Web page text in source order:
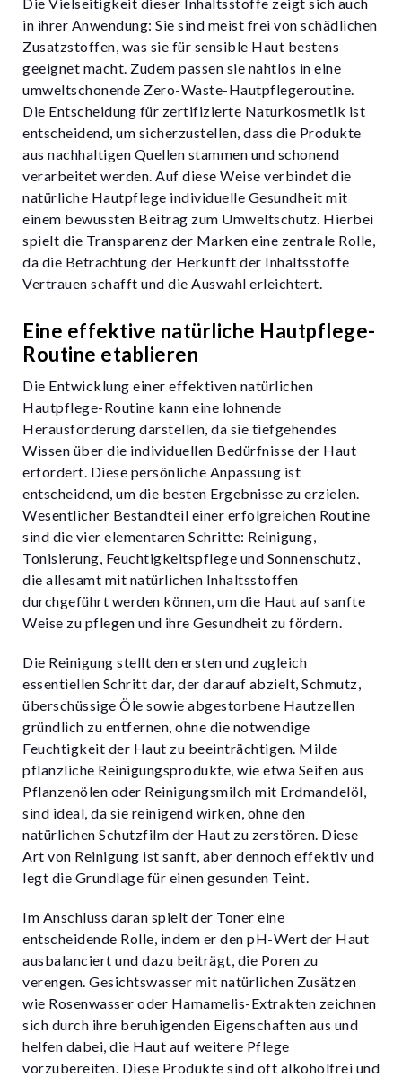
in ihrer Anwendung: Sie sind meist frei von schädlichen
Zusatzstoffen, was sie für sensible Haut bestens
geeignet macht. Zudem passen sie nahtlos in eine
umweltschonende Zero-Waste-Hautpflegeroutine.
Die Entscheidung für zertifizierte Naturkosmetik ist
entscheidend, um sicherzustellen, dass die Produkte
aus nachhaltigen Quellen stammen und schonend
verarbeitet werden. Auf diese Weise verbindet die
natürliche Hautpflege individuelle Gesundheit mit
einem bewussten Beitrag zum Umweltschutz. Hierbei
spielt die Transparenz der Marken eine zentrale Rolle,
da die Betrachtung der Herkunft der Inhaltsstoffe
Vertrauen schafft und die Auswahl erleichtert.
Eine effektive natürliche Hautpflege-
Routine etablieren
Die Entwicklung einer effektiven natürlichen
Hautpflege-Routine kann eine lohnende
Herausforderung darstellen, da sie tiefgehendes
Wissen über die individuellen Bedürfnisse der Haut
erfordert. Diese persönliche Anpassung ist
entscheidend, um die besten Ergebnisse zu erzielen.
Wesentlicher Bestandteil einer erfolgreichen Routine
sind die vier elementaren Schritte: Reinigung,
Tonisierung, Feuchtigkeitspflege und Sonnenschutz,
die allesamt mit natürlichen Inhaltsstoffen
durchgeführt werden können, um die Haut auf sanfte
Weise zu pflegen und ihre Gesundheit zu fördern.
Die Reinigung stellt den ersten und zugleich
essentiellen Schritt dar, der darauf abzielt, Schmutz,
überschüssige Öle sowie abgestorbene Hautzellen
gründlich zu entfernen, ohne die notwendige
Feuchtigkeit der Haut zu beeinträchtigen. Milde
pflanzliche Reinigungsprodukte, wie etwa Seifen aus
Pflanzenölen oder Reinigungsmilch mit Erdmandelöl,
sind ideal, da sie reinigend wirken, ohne den
natürlichen Schutzfilm der Haut zu zerstören. Diese
Art von Reinigung ist sanft, aber dennoch effektiv und
legt die Grundlage für einen gesunden Teint.
Im Anschluss daran spielt der Toner eine
entscheidende Rolle, indem er den pH-Wert der Haut
ausbalanciert und dazu beiträgt, die Poren zu
verengen. Gesichtswasser mit natürlichen Zusätzen
wie Rosenwasser oder Hamamelis-Extrakten zeichnen
sich durch ihre beruhigenden Eigenschaften aus und
helfen dabei, die Haut auf weitere Pflege
vorzubereiten. Diese Produkte sind oft alkoholfrei und